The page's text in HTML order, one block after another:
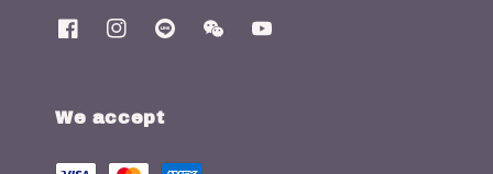
We accept